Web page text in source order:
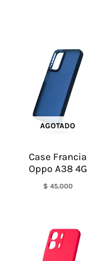
AGOTADO
Case Francia
Oppo A38 4G
$ 45.000